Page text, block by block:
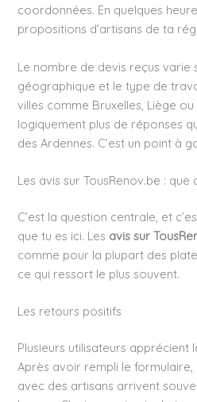
coordonnées. En quelques
propositions d’artisans de ta
Le nombre de devis reçus varie
géographique et le type de
villes comme Bruxelles, Liège
logiquement plus de réponses
des Ardennes. C’est un point à
Les avis sur TousRenov.be : que
C’est la question centrale, et
que tu es ici. Les avis sur
comme pour la plupart des
ce qui ressort le plus souvent.
Les retours positifs
Plusieurs utilisateurs apprécient
Après avoir rempli le
avec des artisans arrivent